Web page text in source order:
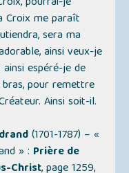
Croix me paraît
sera ma
ainsi veux-je
espéré-je de
pour remettre
Ainsi soit-il.
(1701-1787) –«
»: Prière de
Christ, page 1259,